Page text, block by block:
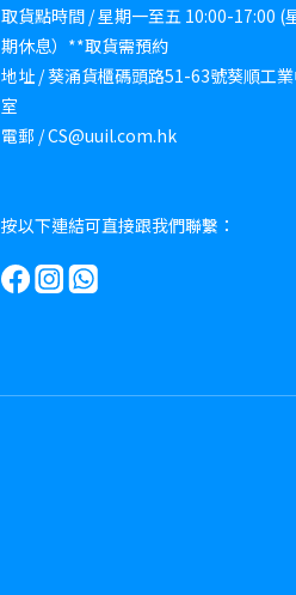
取貨點時間 / 星期一至五 10:00-17:00 (
期休息）**取貨需預約
地址 / 葵涌貨櫃碼頭路51-63號葵順工
室
電郵 / CS@uuil.com.hk
按以下連結可直接跟我們聯繫：